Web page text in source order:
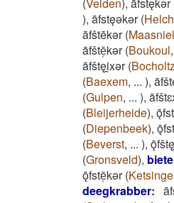
), āfstęǝkǝr(
āfštēkǝr(Maasniel
āfštē̜kǝr(Boukoul,
āfštęi̯xǝr(
(Baexem, ... ),
(Gulpen, ... ),
(Bleijerheide),
(Diepenbeek),
(Beverst, ... ),
(Gronsveld),
ǭfstē̜kǝr(
deegkrabber: